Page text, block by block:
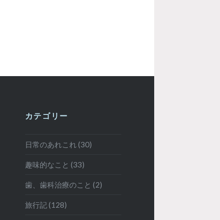
カテゴリー
日常のあれこれ (30)
趣味的なこと (33)
歯、歯科治療のこと (2)
旅行記 (128)